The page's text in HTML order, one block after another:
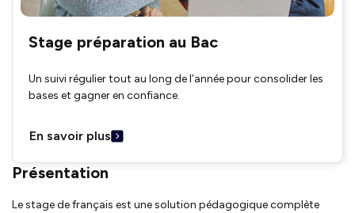
Stage préparation au Bac
Un suivi régulier tout au long de l’année pour consolider les
bases et gagner en confiance.
En savoir plus
Présentation
Le stage de français est une solution pédagogique complète